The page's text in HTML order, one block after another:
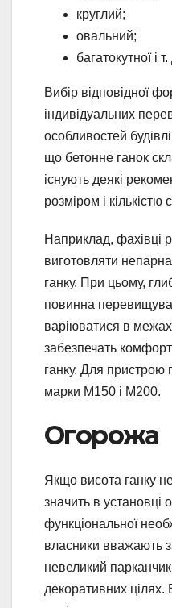
круглий;
овальний;
багатокутної і т.
Вибір відповідної
індивідуальних
особливостей
що бетонне ганок
існують деякі
розміром і кількістю
Наприклад, фахівці
виготовляти непарна
ганку. При цьому,
повинна
варіюватися в
забезпечать
ганку. Для пристрою
марки М150 і М200.
Огорожа
Якщо висота ганку
значить в установці
функціональної
власники вважають
невеликий
декоративних